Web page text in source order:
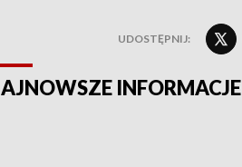
UDOSTĘPNIJ:
INFORMACJE